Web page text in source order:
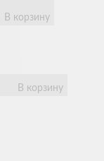
В корзину
В корзину